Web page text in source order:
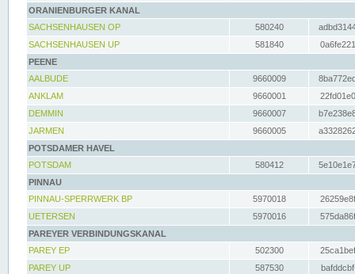
ORANIENBURGER KANAL
SACHSENHAUSEN OP
580240
SACHSENHAUSEN UP
581840
PEENE
AALBUDE
9660009
ANKLAM
9660001
DEMMIN
9660007
JARMEN
9660005
POTSDAMER HAVEL
POTSDAM
580412
PINNAU
PINNAU-SPERRWERK BP
5970018
UETERSEN
5970016
PAREYER VERBINDUNGSKANAL
PAREY EP
502300
PAREY UP
587530